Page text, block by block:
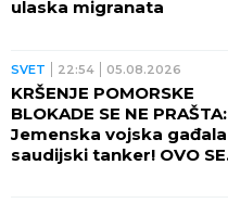
ulaska migranata
SVET 22:54 05.08.2026
KRŠENJE POMORSKE
BLOKADE SE NE PRAŠTA:
Jemenska vojska gađala
saudijski tanker! OVO SE